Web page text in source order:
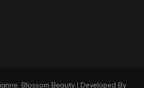
. Blossom Beauty | Developed By